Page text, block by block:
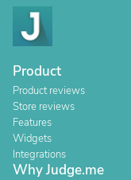
Product
Product reviews
Store reviews
Features
Widgets
Integrations
Why Judge.me